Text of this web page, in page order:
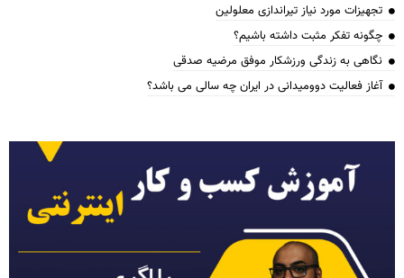
تجهیزات مورد نیاز تیراندازی معلولین
چگونه تفکر مثبت داشته باشیم؟
نگاهی به زندگی ورزشکار موفق مرضیه صدقی
آغاز فعالیت دوومیدانی در ایران چه سالی می باشد؟